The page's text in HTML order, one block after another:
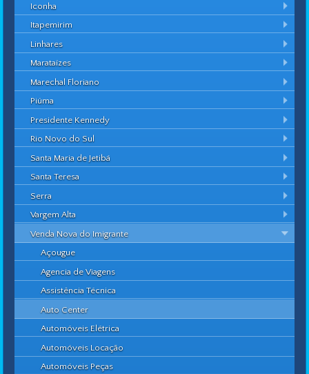
Iconha
Itapemirim
Linhares
Marataízes
Marechal Floriano
Piúma
Presidente Kennedy
Rio Novo do Sul
Santa Maria de Jetibá
Santa Teresa
Serra
Vargem Alta
Venda Nova do Imigrante
Açougue
Agencia de Viagens
Assistência Técnica
Auto Center
Automóveis Elétrica
Automóveis Locação
Automóveis Peças